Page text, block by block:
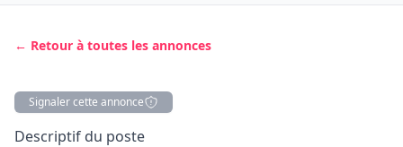
← Retour à toutes les annonces
Signaler cette annonce
Description
Descriptif du poste